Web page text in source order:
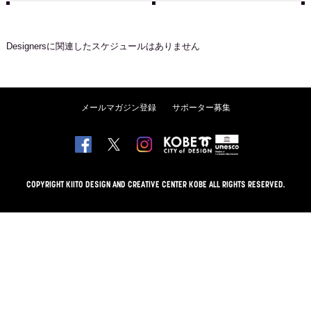
Designersに関連したスケジュールはありません
メールマガジン登録 サポーター募集
COPYRIGHT KIITO DESIGN AND CREATIVE CENTER KOBE ALL RIGHTS RESERVED.